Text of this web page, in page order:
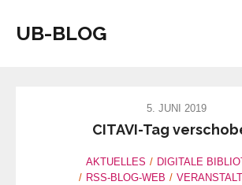
UB-BLOG
5. JUNI 2019
CITAVI-Tag
AKTUELLES
DIGITALE
RSS-BLOG-WEB